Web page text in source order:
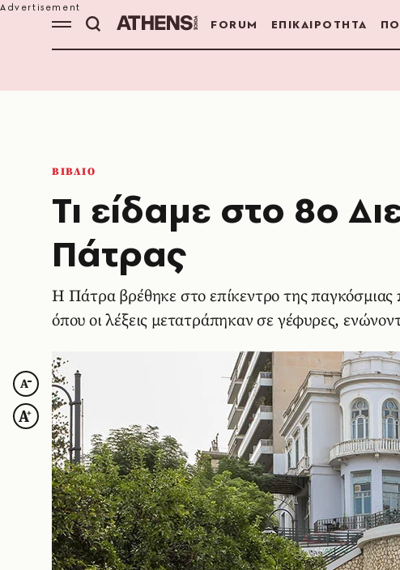
FORUM ΕΠΙΚΑΙΡΟΤΗΤΑ
ΒΙΒΛΙΟ
Τι είδαμε στο 8ο
Πάτρας
Η Πάτρα βρέθηκε στο επίκεντρο της παγκόσμιας
όπου οι λέξεις μετατράπηκαν σε γέφυρες,